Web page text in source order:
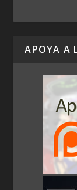
APOYA A